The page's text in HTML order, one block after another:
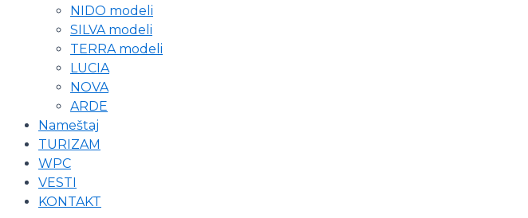
NIDO modeli
SILVA modeli
TERRA modeli
LUCIA
NOVA
ARDE
Nameštaj
TURIZAM
WPC
VESTI
KONTAKT